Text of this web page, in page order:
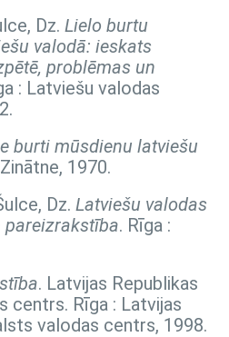
Dz. Lielo burtu
valodā: ieskats
problēmas un
: Latviešu valodas
burti mūsdienu latviešu
1970.
Dz. Latviešu valodas
. Rīga :
. Latvijas Republikas
centrs. Rīga : Latvijas
valodas centrs, 1998.